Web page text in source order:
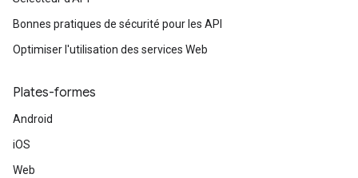
Bonnes pratiques de sécurité pour les API
Optimiser l'utilisation des services Web
Plates-formes
Android
iOS
Web